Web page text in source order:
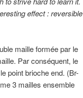
effect : reversible
maille formée par le
Par conséquent, le
point brioche end. (Br-
3 mailles ensemble